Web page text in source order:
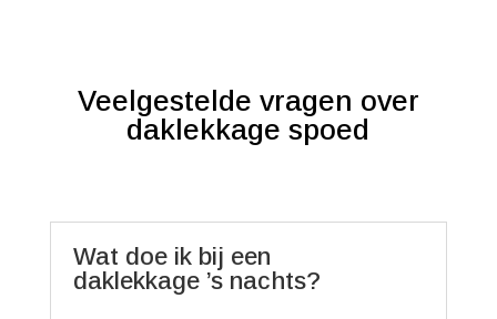
Veelgestelde vragen over
daklekkage spoed
Wat doe ik bij een
daklekkage ’s nachts?